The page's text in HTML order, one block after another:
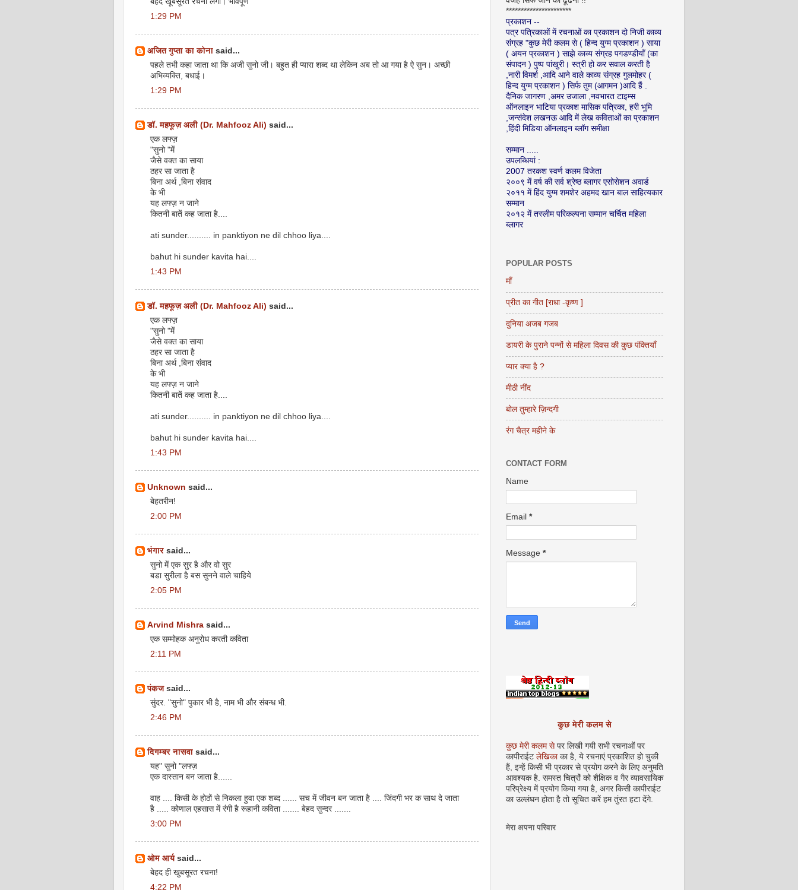
1:29 PM
अजित गुप्ता का कोना said...
पहले तभी कहा जाता था कि अजी सुनो जी। बहुत ही प्‍यारा शब्‍द था लेकिन अब तो आ गया है ऐ सुन। अच्‍छी
अभिव्‍यक्ति, बधाई।
1:29 PM
डॉ. महफूज़ अली (Dr. Mahfooz Ali) said...
एक लफ्ज़
"सुनो "में
जैसे वक्त का साया
ठहर सा जाता है
बिना अर्थ ,बिना संवाद
के भी
यह लफ्ज़ न जाने
कितनी बातें कह जाता है....
ati sunder.......... in panktiyon ne dil chhoo liya....
bahut hi sunder kavita hai....
1:43 PM
डॉ. महफूज़ अली (Dr. Mahfooz Ali) said...
एक लफ्ज़
"सुनो "में
जैसे वक्त का साया
ठहर सा जाता है
बिना अर्थ ,बिना संवाद
के भी
यह लफ्ज़ न जाने
कितनी बातें कह जाता है....
ati sunder.......... in panktiyon ne dil chhoo liya....
bahut hi sunder kavita hai....
1:43 PM
Unknown said...
बेहतरीन!
2:00 PM
भंगार said...
सुनो में एक सुर है और वो सुर
बडा सुरीला है बस सुनने वाले चाहिये
2:05 PM
Arvind Mishra said...
एक सम्मोहक अनुरोध करती कविता
2:11 PM
पंकजsaid...
सुंदर. "सुनो" पुकार भी है, नाम भी और संबन्ध भी.
2:46 PM
दिगम्बर नासवा said...
यह" सुनो "लफ्ज़
एक दास्तान बन जाता है......
वाह .... किसी के होठों से निकला हुवा एक शब्द ...... सच में जीवन बन जाता है .... जिंदगी भर क साथ दे जाता
है ..... कोणाल एहसास में रंगी है रूहानी कविता ....... बेहद सुन्दर .......
3:00 PM
ओम आर्यsaid...
बेहद ही खुबसूरत रचना!
4:22 PM
**********************
प्रकाशन --
पत्र पत्रिकाओं में रचनाओं का प्रकाशन दो निजी काव्य
संग्रह "कुछ मेरी कलम से ( हिन्द युग्म प्रकाशन ) साया
( अयन प्रकाशन ) साझे काव्य संग्रह पगडण्डीयाँ (का
संपादन ) पुष्प पांखुरी। स्त्री हो कर सवाल करती है
,नारी विमर्श ,आदि आने वाले काव्य संग्रह गुलमोहर (
हिन्द युग्म प्रकाशन ) सिर्फ तुम (आगमन )आदि हैं .
दैनिक जागरण ,अमर उजाला ,नवभारत टाइम्स
ऑनलाइन भाटिया प्रकाश मासिक पत्रिका, हरी भूमि
,जन्संदेश लखनऊ आदि में लेख कविताओं का प्रकाशन
,हिंदी मिडिया ऑनलाइन ब्लॉग समीक्षा
सम्मान .....
उपलब्धियां :
2007 तरकश स्वर्ण कलम विजेता
२००९ में वर्ष की सर्व श्रेष्ठ ब्लागर एसोसेशन अवार्ड
२०११ में हिंद युग्म शमशेर अहमद खान बाल साहित्यकार
सम्मान
२०१२ में तस्लीम परिकल्पना सम्मान चर्चित महिला
ब्लागर
POPULAR POSTS
माँ
प्रीत का गीत [राधा -कृष्ण ]
दुनिया अजब गजब
डायरी के पुराने पन्नों से महिला दिवस की कुछ पंक्तियाँ
प्यार क्या है ?
मीठी नींद
बोल तुम्हारे ज़िन्दगी
रंग चैत्र महीने के
CONTACT FORM
Name
Email *
Message *
कुछ मेरी कलम से
कुछ मेरी कलम सेपर लिखी गयी सभी रचनाओं पर
कापीराईट लेखिकाका है, ये रचनाएं प्रकाशित हो चुकी
हैं, इन्हें किसी भी प्रकार से प्रयोग करने के लिए अनुमति
आवश्यक है. समस्त चित्रों को शैक्षिक व गैर व्यावसायिक
परिप्रेक्ष्य में प्रयोग किया गया है, अगर किसी कापीराईट
का उल्लंघन होता है तो सूचित करें हम तुंरत हटा देंगे.
मेरा अपना परिवार